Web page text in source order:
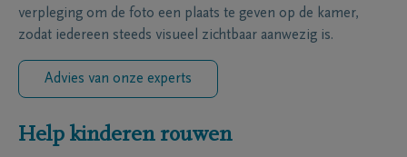
verpleging om de foto een plaats te geven op de kamer,
zodat iedereen steeds visueel zichtbaar aanwezig is.
Advies van onze experts
Help kinderen rouwen